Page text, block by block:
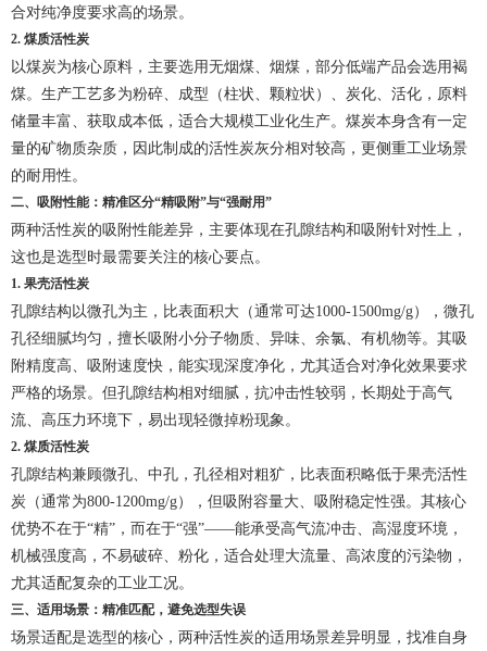
合对纯净度要求高的场景。
2. 煤质活性炭
以煤炭为核心原料，主要选用无烟煤、烟煤，部分低端产品会选用褐
煤。生产工艺多为粉碎、成型（柱状、颗粒状）、炭化、活化，原料
储量丰富、获取成本低，适合大规模工业化生产。煤炭本身含有一定
量的矿物质杂质，因此制成的活性炭灰分相对较高，更侧重工业场景
的耐用性。
二、吸附性能：精准区分“精吸附”与“强耐用”
两种活性炭的吸附性能差异，主要体现在孔隙结构和吸附针对性上，
这也是选型时最需要关注的核心要点。
1. 果壳活性炭
孔隙结构以微孔为主，比表面积大（通常可达1000-1500mg/g），微孔
孔径细腻均匀，擅长吸附小分子物质、异味、余氯、有机物等。其吸
附精度高、吸附速度快，能实现深度净化，尤其适合对净化效果要求
严格的场景。但孔隙结构相对细腻，抗冲击性较弱，长期处于高气
流、高压力环境下，易出现轻微掉粉现象。
2. 煤质活性炭
孔隙结构兼顾微孔、中孔，孔径相对粗犷，比表面积略低于果壳活性
炭（通常为800-1200mg/g），但吸附容量大、吸附稳定性强。其核心
优势不在于“精”，而在于“强”——能承受高气流冲击、高湿度环境，
机械强度高，不易破碎、粉化，适合处理大流量、高浓度的污染物，
尤其适配复杂的工业工况。
三、适用场景：精准匹配，避免选型失误
场景适配是选型的核心，两种活性炭的适用场景差异明显，找准自身